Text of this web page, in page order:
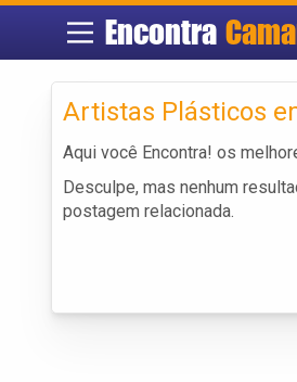
Encontra
Artistas Plásticos
Aqui você Encontra! os
Desculpe, mas nenhum
postagem relacionada.